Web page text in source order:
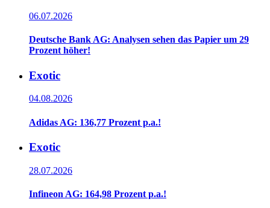
06.07.2026
Deutsche Bank AG: Analysen sehen das Papier um 29
Prozent höher!
Exotic
04.08.2026
Adidas AG: 136,77 Prozent p.a.!
Exotic
28.07.2026
Infineon AG: 164,98 Prozent p.a.!